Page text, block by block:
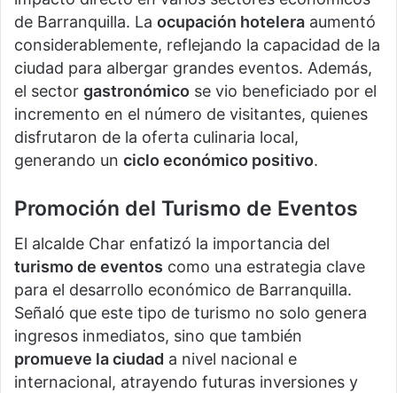
de Barranquilla. La ocupación hotelera aumentó
considerablemente, reflejando la capacidad de la
ciudad para albergar grandes eventos. Además,
el sector gastronómico se vio beneficiado por el
incremento en el número de visitantes, quienes
disfrutaron de la oferta culinaria local,
generando un ciclo económico positivo.
Promoción del Turismo de Eventos
El alcalde Char enfatizó la importancia del
turismo de eventos como una estrategia clave
para el desarrollo económico de Barranquilla.
Señaló que este tipo de turismo no solo genera
ingresos inmediatos, sino que también
promueve la ciudad a nivel nacional e
internacional, atrayendo futuras inversiones y